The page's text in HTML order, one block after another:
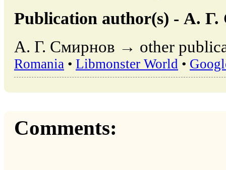
Publication author(s) - А.
А. Г. Смирнов → other
Romania • Libmonster World •
Comments: